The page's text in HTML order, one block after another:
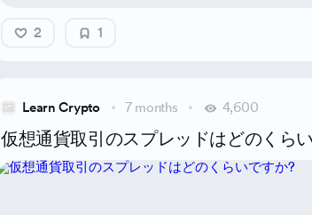
2 1
Learn Crypto 7 months 4,600
仮想通貨取引のスプレッドはどのくら